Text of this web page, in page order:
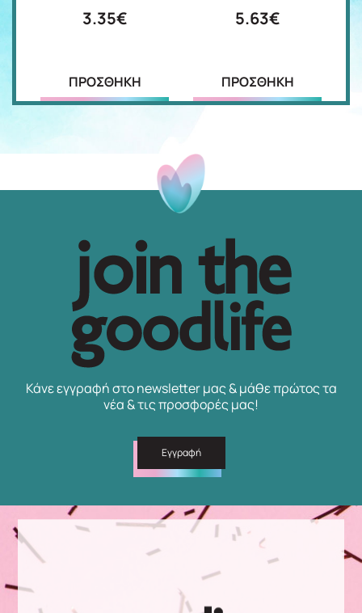
3.35€
ΠΡΟΣΘΗΚΗ
5.63€
ΠΡΟΣΘΗΚΗ
Κάνε εγγραφή στο newsletter μας & μάθε πρώτος τα
νέα & τις προσφορές μας!
Εγγραφή